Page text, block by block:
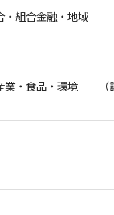
合・組合金融・地域
産業・食品・環境 （